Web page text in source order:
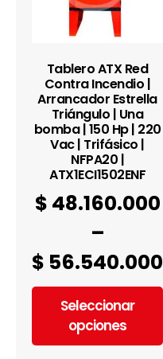
Tablero ATX Red
Contra Incendio |
Arrancador Estrella
Triángulo | Una
bomba | 150 Hp | 220
Vac | Trifásico |
NFPA20 |
ATX1ECI1502ENF
$ 48.160.000
–
$ 56.540.000
Seleccionar
opciones